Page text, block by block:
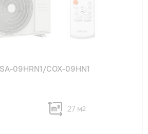
09HRN1/COX-09HN1
27 м2